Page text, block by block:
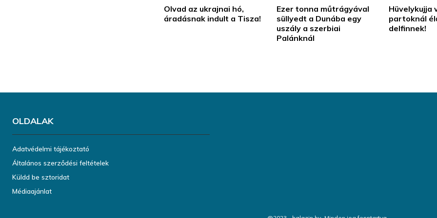
Olvad az ukrajnai hó,
áradásnak indult a Tisza!
Ezer tonna műtrágyával
süllyedt a Dunába egy
uszály a szerbiai
Palánknál
Hüvelykujja
partoknál
delfinnek!
OLDALAK
Adatvédelmi tájékoztató
Általános szerződési feltételek
Küldd be sztoridat
Médiaajánlat